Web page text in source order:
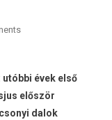
évek első
először
dalok